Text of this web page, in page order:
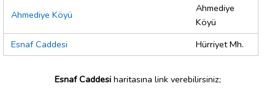
Ahmediye Köyü
Ahmediye
Köyü
Esnaf Caddesi
Hürriyet Mh.
Esnaf Caddesiharitasına link verebilirsiniz;